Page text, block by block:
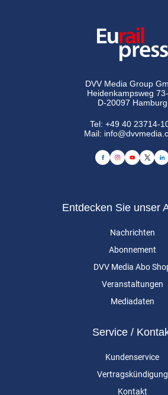
DVV Media Group
Heidenkampsweg
D-20097 Hamburg
Tel:+49 40 23714-
Mail:
Entdecken Sie unser
Nachrichten
Abonnement
DVV Media Abo
Veranstaltungen
Mediadaten
Service /
Kundenservice
Vertragskündigung
Kontakt